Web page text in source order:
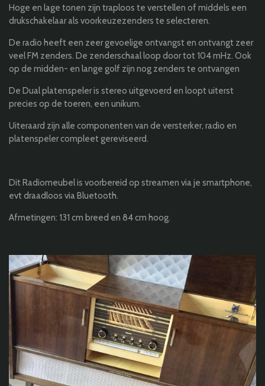
Hoge en lage tonen zijn traploos te verstellen of middels een
drukschakelaar als voorkeuzezenders te selecteren.
De radio heeft een zeer gevoelige ontvangst en ontvangt zeer
veel FM zenders. De zenderschaal loop door tot 104 mHz. Ook
op de midden- en lange golf zijn nog zenders te ontvangen
De Dual platenspeler is stereo uitgevoerd en loopt uiterst
precies op de toeren, een unikum.
Uiteraard zijn alle componenten van de versterker, radio en
platenspeler compleet gereviseerd.
Dit Radiomeubel is voorbereid op streamen via je smartphone,
evt draadloos via Bluetooth.
Afmetingen: 131 cm breed en 84 cm hoog.